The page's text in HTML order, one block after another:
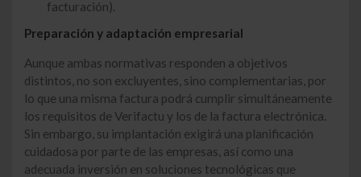
facturación).
Preparación y adaptación empresarial
Aunque ambas normativas responden a objetivos
distintos, no son excluyentes, sino complementarias, por
lo que una misma factura podrá cumplir simultáneamente
los requisitos de Verifactu y los de la factura electrónica.
Sin embargo, su implantación exigirá una planificación
cuidadosa por parte de las empresas, así como una
adecuada inversión en soluciones tecnológicas que